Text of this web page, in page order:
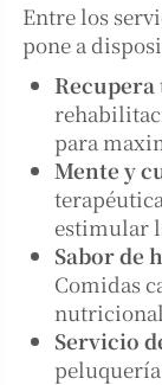
Entre los
pone a
para
Mente y
estimular
Sabor de
Comidas
Servicio